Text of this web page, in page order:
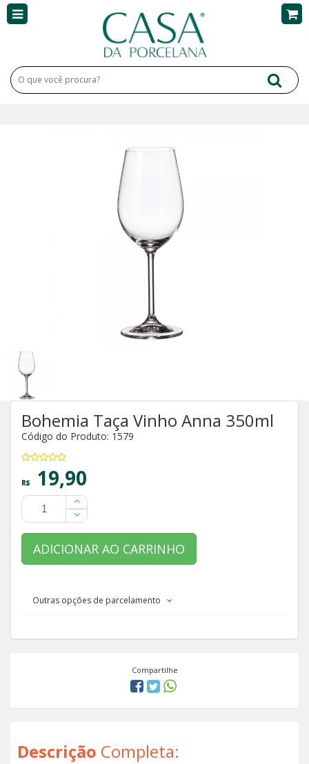
Bohemia Taça Vinho Anna 350ml
Código do Produto: 1579
R$ 19,90
ADICIONAR AO CARRINHO
Outras opções de parcelamento
Compartilhe
Descrição Completa: